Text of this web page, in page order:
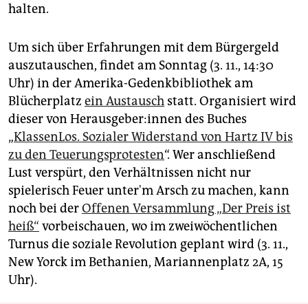
halten.
Um sich über Erfahrungen mit dem Bürgergeld
auszutauschen, findet am Sonntag (3. 11., 14:30
Uhr) in der Amerika-Gedenkbibliothek am
Blücherplatz ein Austausch statt. Organisiert wird
dieser von Her­aus­ge­be­r:in­nen des Buches
„KlassenLos. Sozialer Widerstand von Hartz IV bis
zu den Teuerungsprotesten“. Wer anschließend
Lust verspürt, den Verhältnissen nicht nur
spielerisch Feuer unter'm Arsch zu machen, kann
noch bei derOffenen Versammlung „Der Preis ist
heiß“ vorbeischauen, wo im zweiwöchentlichen
Turnus die soziale Revolution geplant wird (3. 11.,
New Yorck im Bethanien, Mariannenplatz 2A, 15
Uhr).